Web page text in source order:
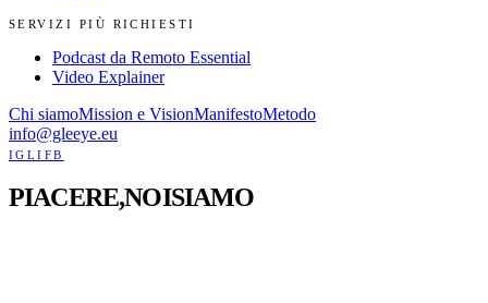
SERVIZI PIÙ RICHIESTI
Podcast da Remoto Essential
Video Explainer
Chi siamoMission e VisionManifestoMetodo
info@gleeye.eu
IG LI FB
PIACERE,NOISIAMO